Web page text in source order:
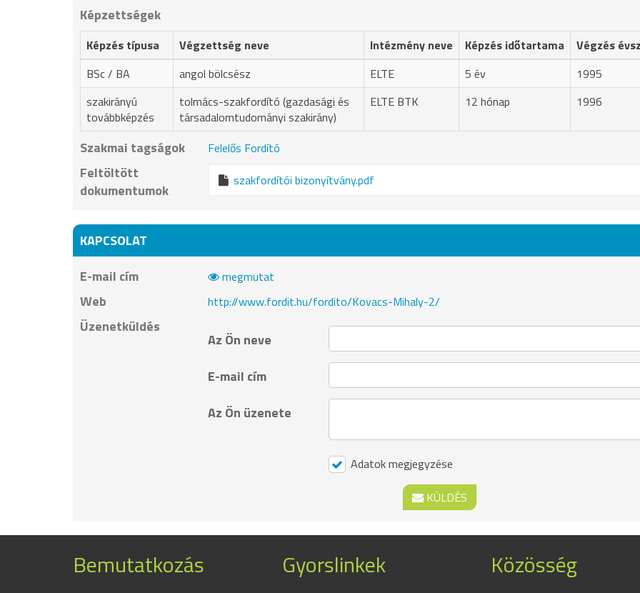
Képzettségek
Képzés típusa Végzettség neve Intézmény neve Képzés időtartama
Végzés
BSc / BA
angol bölcsész ELTE 5 év
1995
szakirányú
továbbképzés
tolmács-szakfordító (gazdasági és
társadalomtudományi szakirány)
ELTE BTK 12 hónap 1996
Szakmai tagságok Felelős Fordító
Feltöltött
dokumentumok
szakfordítói bizonyítvány.pdf
KAPCSOLAT
E-mail cím
megmutat
Web http://www.fordit.hu/fordito/Kovacs-Mihaly-2/
Üzenetküldés
Az Ön neve
E-mail cím
Az Ön üzenete
Adatok megjegyzése
KÜLDÉS
Bemutatkozás Gyorslinkek Közösség